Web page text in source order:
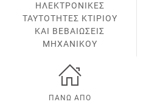
ΗΛΕΚΤΡΟΝΙΚΕΣ
ΤΑΥΤΟΤΗΤΕΣ ΚΤΙΡΙΟΥ
ΚΑΙ ΒΕΒΑΙΩΣΕΙΣ
ΜΗΧΑΝΙΚΟΥ
ΠΑΝΩ ΑΠΟ